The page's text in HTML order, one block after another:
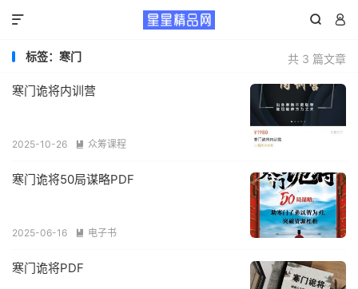
 

共 3 篇文章
标签：寒门
寒门诡将内训营
2025-10-26  众筹课程
寒门诡将50局谋略PDF
2025-06-16  电子书
寒门诡将PDF